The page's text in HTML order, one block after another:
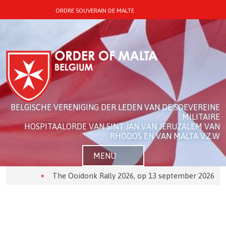
ORDRE SOUVERAIN DE MALTE
BELGISCHE VERENIGING DER LEDEN VAN DE SOEVEREINE
MILITAIRE
HOSPITAALORDE VAN SINT JAN VAN JERUZALEM VAN
RHODOS EN VAN MALTA V.Z.W
MENU
The Ooidonk Rally 2026, op 13 september 2026